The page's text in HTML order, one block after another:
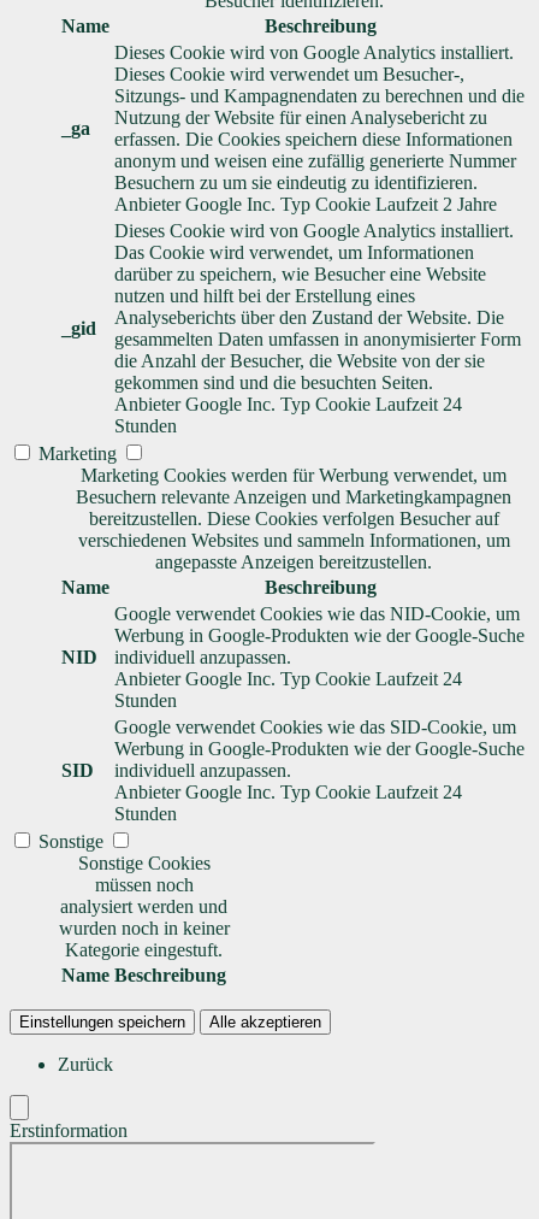
Name
Beschreibung
_ga
Dieses Cookie wird von Google Analytics installiert.
Dieses Cookie wird verwendet um Besucher-,
Sitzungs- und Kampagnendaten zu berechnen und die
Nutzung der Website für einen Analysebericht zu
erfassen. Die Cookies speichern diese Informationen
anonym und weisen eine zufällig generierte Nummer
Besuchern zu um sie eindeutig zu identifizieren.
Anbieter Google Inc. Typ Cookie Laufzeit 2 Jahre
_gid
Dieses Cookie wird von Google Analytics installiert.
Das Cookie wird verwendet, um Informationen
darüber zu speichern, wie Besucher eine Website
nutzen und hilft bei der Erstellung eines
Analyseberichts über den Zustand der Website. Die
gesammelten Daten umfassen in anonymisierter Form
die Anzahl der Besucher, die Website von der sie
gekommen sind und die besuchten Seiten.
Anbieter Google Inc. Typ Cookie Laufzeit 24
Stunden
Marketing
Marketing Cookies werden für Werbung verwendet, um
Besuchern relevante Anzeigen und Marketingkampagnen
bereitzustellen. Diese Cookies verfolgen Besucher auf
verschiedenen Websites und sammeln Informationen, um
angepasste Anzeigen bereitzustellen.
Name
Beschreibung
NID
Google verwendet Cookies wie das NID-Cookie, um
Werbung in Google-Produkten wie der Google-Suche
individuell anzupassen.
Anbieter Google Inc. Typ Cookie Laufzeit 24
Stunden
SID
Google verwendet Cookies wie das SID-Cookie, um
Werbung in Google-Produkten wie der Google-Suche
individuell anzupassen.
Anbieter Google Inc. Typ Cookie Laufzeit 24
Stunden
Sonstige
Sonstige Cookies
müssen noch
analysiert werden und
wurden noch in keiner
Kategorie eingestuft.
Name Beschreibung
Einstellungen speichern Alle akzeptieren
Zurück
Erstinformation